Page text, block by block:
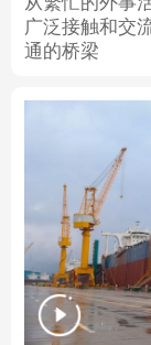
彩票
公益
地方频道
北京
辽宁
广泛接触和交
通的桥梁